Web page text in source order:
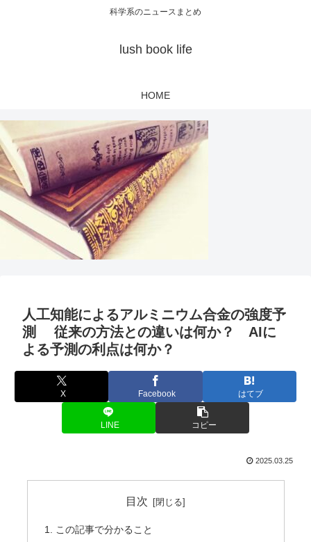
科学系のニュースまとめ
lush book life
HOME
人工知能によるアルミニウム合金の強度予
測 従来の方法との違いは何か？ AIに
よる予測の利点は何か？
X Facebook はてブ
LINE コピー
2025.03.25
目次
この記事で分かること